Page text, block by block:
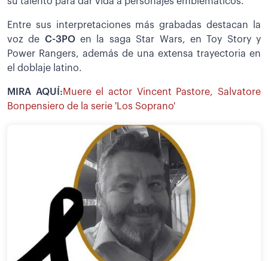
Entre sus interpretaciones más grabadas destacan la
voz de C-3POen la saga Star Wars, en Toy Story y
Power Rangers, además de una extensa trayectoria en
el doblaje latino.
MIRA AQUÍ:Muere el actor Vincent Pastore, Salvatore
Bonpensiero de la serie 'Los Soprano'